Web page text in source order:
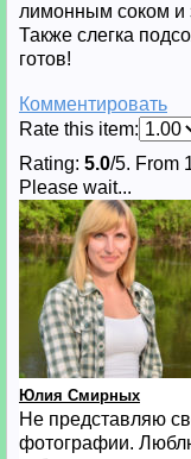
лимонным соком и
Также слегка
готов!
Комментировать
Rate this item:
Rating: 5.0/5. From
Please wait...
Юлия Смирных
Не представляю
фотографии.